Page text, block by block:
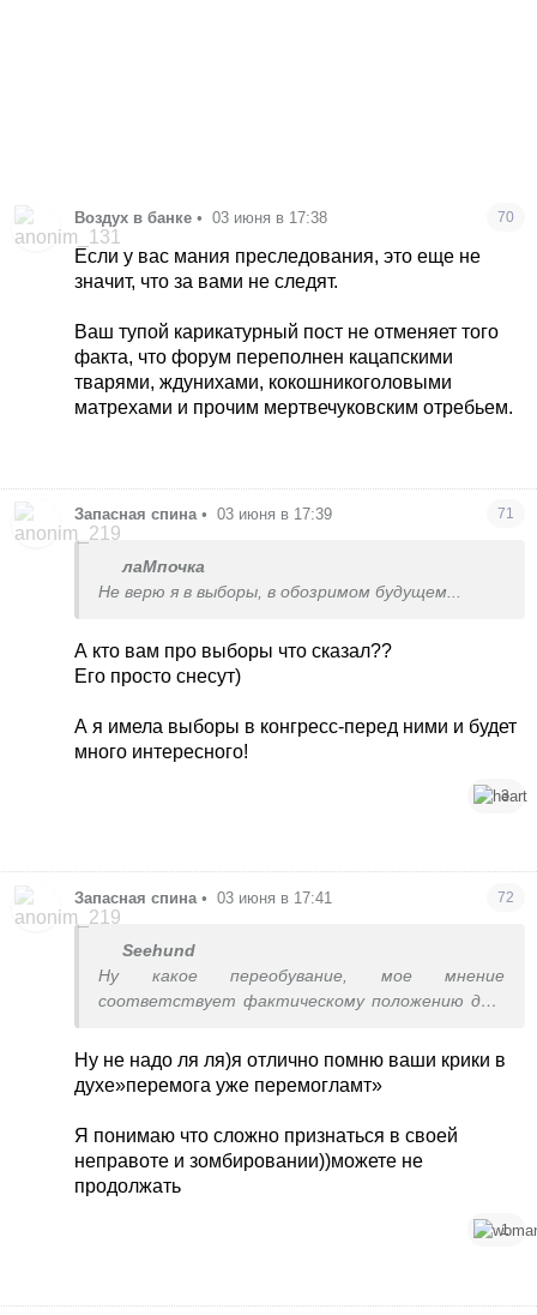
Воздух в банке • 03 июня в 17:38 70
Если у вас мания преследования, это еще не
значит, что за вами не следят.
Ваш тупой карикатурный пост не отменяет того
факта, что форум переполнен кацапскими
тварями, ждунихами, кокошникоголовыми
матрехами и прочим мертвечуковским отребьем.
Запасная спина • 03 июня в 17:39 71
лаМпочка
Не верю я в выборы, в обозримом будущем...
А кто вам про выборы что сказал??
Его просто снесут)
А я имела выборы в конгресс-перед ними и будет
много интересного!
3
Запасная спина • 03 июня в 17:41 72
Seehund
Ну какое переобувание, мое мнение
соответствует фактическому положению дел.
пока какая-то из сторон не сможет дальше
продолжать.
Ну не надо ля ля)я отлично помню ваши крики в
духе»перемога уже перемогламт»
Я понимаю что сложно признаться в своей
неправоте и зомбировании))можете не
продолжать
1